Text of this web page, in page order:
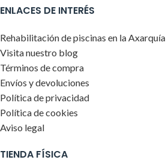
ENLACES DE INTERÉS
Rehabilitación de piscinas en la Axarquía
Visita nuestro blog
Términos de compra
Envíos y devoluciones
Política de privacidad
Política de cookies
Aviso legal
TIENDA FÍSICA